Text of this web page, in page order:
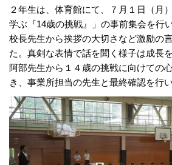
２年生は、体育館にて、７月１日（月
学ぶ『14歳の挑戦』」の事前集会を行
校長先生から挨拶の大切さなど激励の
た。真剣な表情で話を聞く様子は成長
阿部先生から１４歳の挑戦に向けての
き、事業所担当の先生と最終確認を行い